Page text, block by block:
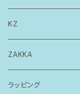
KZ
トップス
ボトムス
ZAKKA
ラッピング